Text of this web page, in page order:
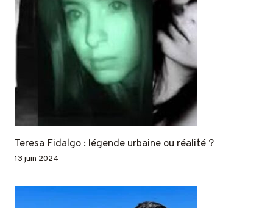
Teresa Fidalgo : légende urbaine ou réalité ?
13 juin 2024